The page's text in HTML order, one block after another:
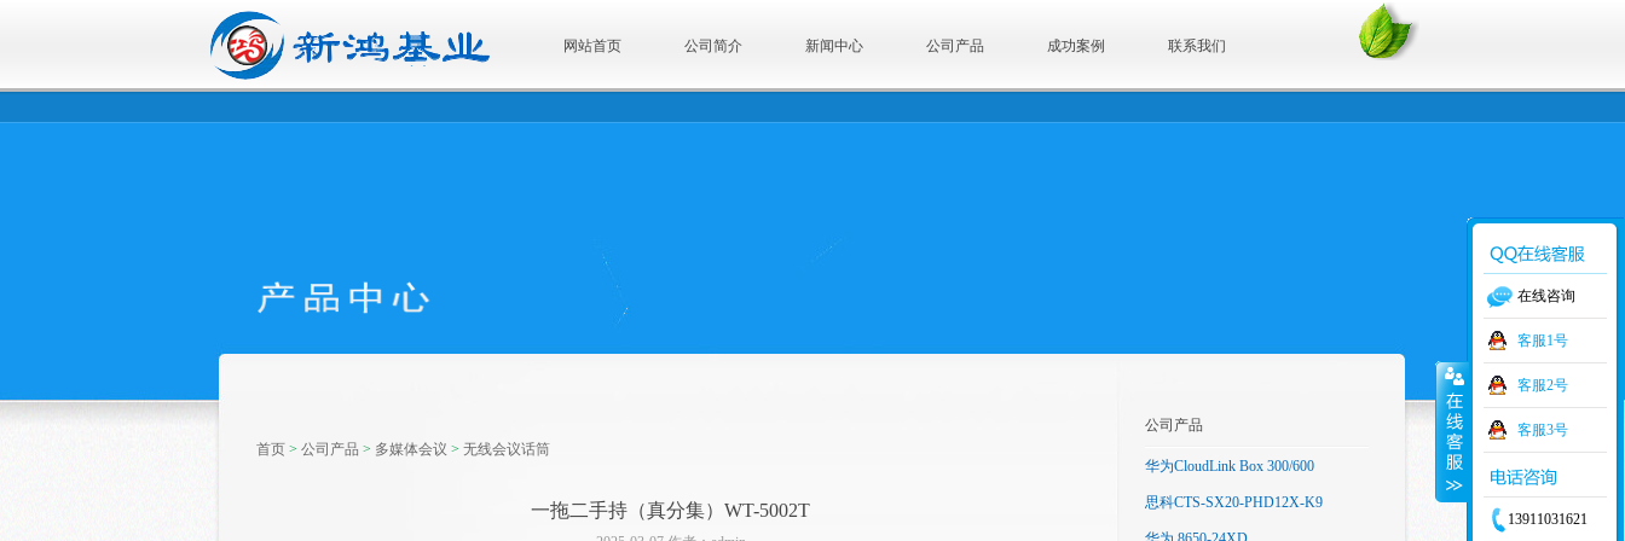
网站首页 公司简介 新闻中心 公司产品 成功案例 联系我们
首页 > 公司产品 > 多媒体会议 > 无线会议话筒
一拖二手持（真分集）WT-5002T
公司产品
华为CloudLink Box 300/600
思科CTS-SX20-PHD12X-K9
在线咨询
客服1号
客服2号
客服3号
13911031621